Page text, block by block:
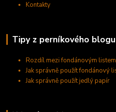
Kontakty
Tipy z perníkového blogu
Rozdíl mezi fondánovým
Jak správně použít fondánový
Jak správně použít jedlý papír